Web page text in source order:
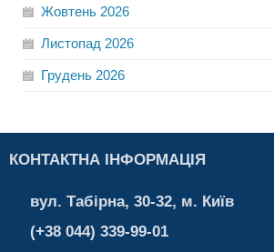
Жовтень 2026
Листопад 2026
Грудень 2026
КОНТАКТНА ІНФОРМАЦІЯ
вул. Табірна, 30-32, м. Київ
(+38 044) 339-99-01